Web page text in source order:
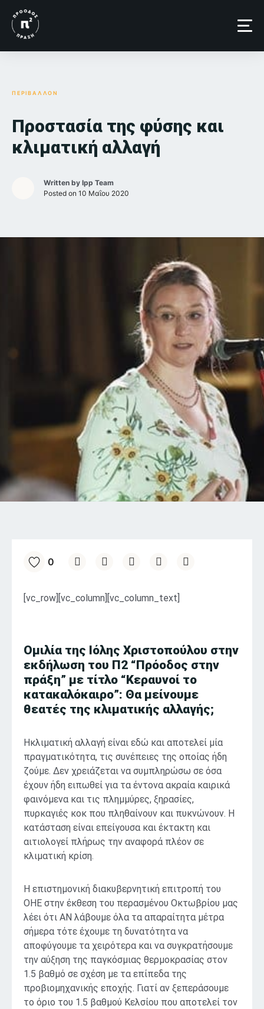
content
ΠΕΡΙΒΑΛΛΟΝ
Προστασία της φύσης και
κλιματική αλλαγή
Written by Ipp Team
Posted on 10 Μαΐου 2020
0
[vc_row][vc_column][vc_column_text]
Ομιλία της Ιόλης Χριστοπούλου στην
εκδήλωση του Π2 “Πρόοδος στην
πράξη” με τίτλο “Κεραυνοί το
κατακαλόκαιρο”: Θα μείνουμε
θεατές της κλιματικής αλλαγής;
Ηκλιματική αλλαγή είναι εδώ και αποτελεί μία
πραγματικότητα, τις συνέπειες της οποίας ήδη
ζούμε. Δεν χρειάζεται να συμπληρώσω σε όσα
έχουν ήδη ειπωθεί για τα έντονα ακραία καιρικά
φαινόμενα και τις πλημμύρες, ξηρασίες,
πυρκαγιές κοκ που πληθαίνουν και πυκνώνουν. Η
κατάσταση είναι επείγουσα και έκτακτη και
αιτιολογεί πλήρως την αναφορά πλέον σε
κλιματική κρίση.
Η επιστημονική διακυβερνητική επιτροπή του
ΟΗΕ στην έκθεση του περασμένου Οκτωβρίου μας
λέει ότι ΑΝ λάβουμε όλα τα απαραίτητα μέτρα
σήμερα τότε έχουμε τη δυνατότητα να
αποφύγουμε τα χειρότερα και να συγκρατήσουμε
την αύξηση της παγκόσμιας θερμοκρασίας στον
1.5 βαθμό σε σχέση με τα επίπεδα της
προβιομηχανικής εποχής. Γιατί αν ξεπεράσουμε
το όριο του 1.5 βαθμού Κελσίου που αποτελεί τον